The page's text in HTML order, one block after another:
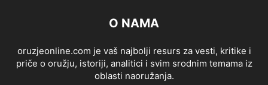
O NAMA
oruzjeonline.com je vaš najbolji resurs za vesti, kritike i
priče o oružju, istoriji, analitici i svim srodnim temama iz
oblasti naoružanja.